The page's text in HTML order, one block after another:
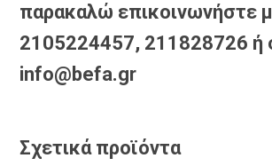
παρακαλώ επικοινωνήστε
2105224457, 211828726 ή
info@befa.gr
Σχετικά προϊόντα